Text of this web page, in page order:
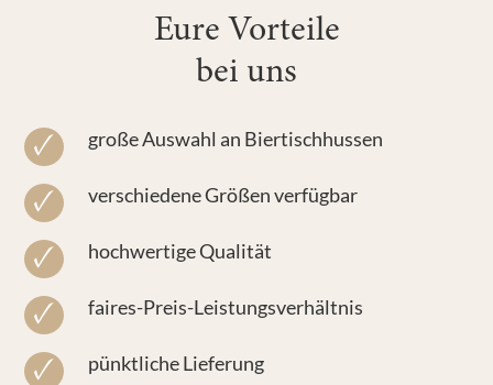
Eure Vorteile
bei uns
große Auswahl an Biertischhussen
verschiedene Größen verfügbar
hochwertige Qualität
faires-Preis-Leistungsverhältnis
pünktliche Lieferung